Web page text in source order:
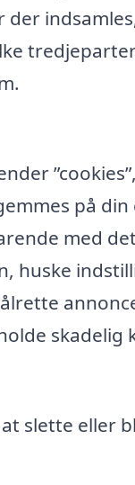
på din
med
huske
skadelig
slette eller